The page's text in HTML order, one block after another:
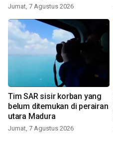
Jumat, 7 Agustus 2026
Tim SAR sisir korban yang
belum ditemukan di perairan
utara Madura
Jumat, 7 Agustus 2026